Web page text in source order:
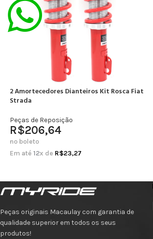
2 Amortecedores Dianteiros Kit Rosca Fiat
Strada
Peças de Reposição
R$206,64
no boleto
Em até 12x de R$23,27
Peças originais Macaulay com garantia de
qualidade superior em todos os seus
produtos!